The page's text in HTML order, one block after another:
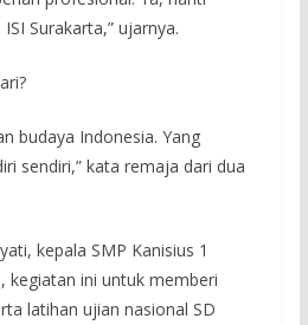
Surakarta,” ujarnya.
budaya Indonesia. Yang
sendiri,” kata remaja dari dua
kepala SMP Kanisius 1
kegiatan ini untuk memberi
latihan ujian nasional SD